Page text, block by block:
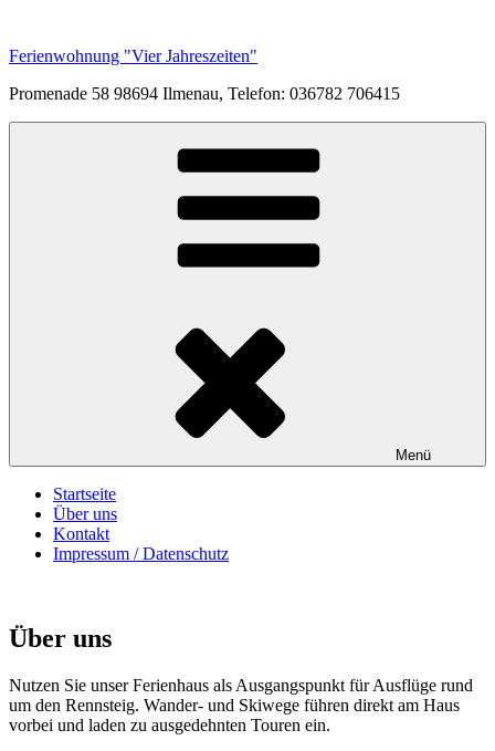
springen
Ferienwohnung "Vier Jahreszeiten"
Promenade 58 98694 Ilmenau, Telefon: 036782 706415
Menü
Startseite
Über uns
Kontakt
Impressum / Datenschutz
Über uns
Nutzen Sie unser Ferienhaus als Ausgangspunkt für Ausflüge rund
um den Rennsteig. Wander- und Skiwege führen direkt am Haus
vorbei und laden zu ausgedehnten Touren ein.